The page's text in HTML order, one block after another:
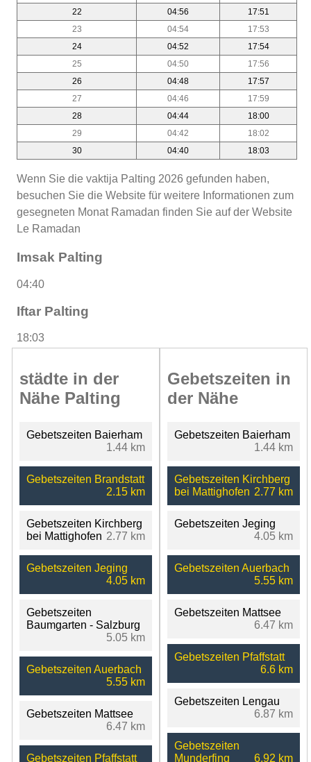
22
04:56
17:51
23
04:54
17:53
24
04:52
17:54
25
04:50
17:56
26
04:48
17:57
27
04:46
17:59
28
04:44
18:00
29
04:42
18:02
30
04:40 18:03
Wenn Sie die vaktija Palting 2026 gefunden haben,
besuchen Sie die Website für weitere Informationen zum
gesegneten Monat Ramadan finden Sie auf der Website
Le Ramadan
Imsak Palting
04:40
Iftar Palting
18:03
städte in der
Nähe Palting
Gebetszeiten Baierham
1.44 km
Gebetszeiten Brandstatt
2.15 km
Gebetszeiten Kirchberg
bei Mattighofen 2.77 km
Gebetszeiten Jeging
4.05 km
Gebetszeiten
Baumgarten - Salzburg
5.05 km
Gebetszeiten Auerbach
5.55 km
Gebetszeiten Mattsee
6.47 km
Gebetszeiten Pfaffstatt
Gebetszeiten in
der Nähe
Gebetszeiten Baierham
1.44 km
Gebetszeiten Kirchberg
bei Mattighofen 2.77 km
Gebetszeiten Jeging
4.05 km
Gebetszeiten Auerbach
5.55 km
Gebetszeiten Mattsee
6.47 km
Gebetszeiten Pfaffstatt
6.6 km
Gebetszeiten Lengau
6.87 km
Gebetszeiten
Munderfing
6.92 km